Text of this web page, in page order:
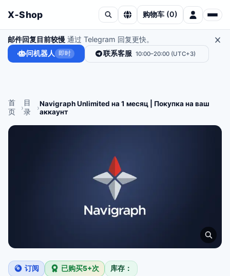
X‑Shop 购物车 (0)
邮件回复目前较慢 通过 Telegram 回复更快。
问机器人 即时 联系客服 10:00–20:00 (UTC+3)
首
页
›
目
录
›Navigraph Unlimited на 1 месяц | Покупка на ваш
аккаунт
订阅 已购买5+次 库存：